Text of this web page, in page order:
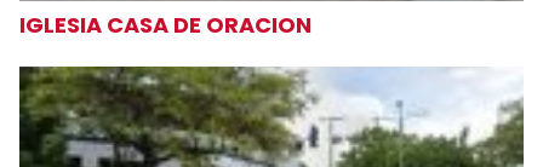
IGLESIA CASA DE ORACION